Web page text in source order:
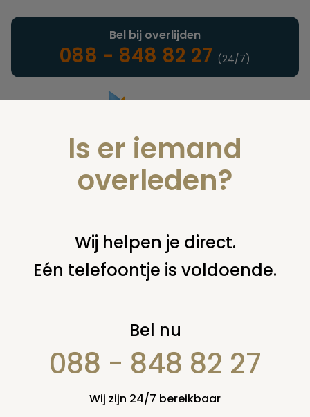
Landelijke uitvaartonderneming
Bel bij overlijden
088 - 848 82 27 (24/7)
Vind een onderneming of
instelling
Zoeken
Terug naar overzicht
Is er iemand
overleden?
Wij helpen je direct.
Eén telefoontje is voldoende.
Bel nu
088 - 848 82 27
Wij zijn 24/7 bereikbaar